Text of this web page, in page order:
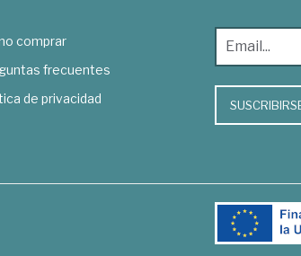
comprar
frecuentes
de privacidad